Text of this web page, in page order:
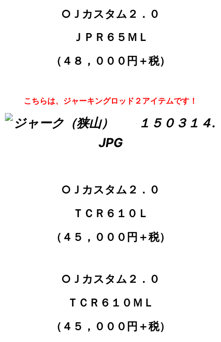
○Ｊカスタム２．０
ＪＰＲ６５ＭＬ
（４８，０００円＋税）
こちらは、ジャーキングロッド２アイテムです！
○Ｊカスタム２．０
ＴＣＲ６１０Ｌ
（４５，０００円＋税）
○Ｊカスタム２．０
ＴＣＲ６１０ＭＬ
（４５，０００円＋税）